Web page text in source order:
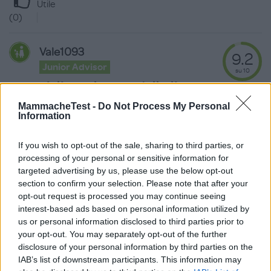
MammacheTest - Do Not Process My Personal
Information
If you wish to opt-out of the sale, sharing to third parties, or
processing of your personal or sensitive information for
targeted advertising by us, please use the below opt-out
section to confirm your selection. Please note that after your
opt-out request is processed you may continue seeing
interest-based ads based on personal information utilized by
us or personal information disclosed to third parties prior to
your opt-out. You may separately opt-out of the further
disclosure of your personal information by third parties on the
IAB’s list of downstream participants. This information may
Utile
(0)
Vale1093
Junior Advisor
«Consigliata al posto dell'olio
di mandorla»
28.04.24
9.2
su 10
troppo intenso e persistente, e ho tro...continua a leggere
Utile
)